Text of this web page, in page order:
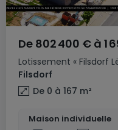
Lotissement « Filsdorf
Filsdorf
De 802 400 € à 1
De 0 à 167 m²
Maison individuelle